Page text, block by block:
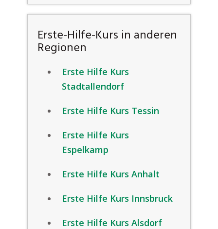
Erste-Hilfe-Kurs in anderen
Regionen
Erste Hilfe Kurs
Stadtallendorf
Erste Hilfe Kurs Tessin
Erste Hilfe Kurs
Espelkamp
Erste Hilfe Kurs Anhalt
Erste Hilfe Kurs Innsbruck
Erste Hilfe Kurs Alsdorf